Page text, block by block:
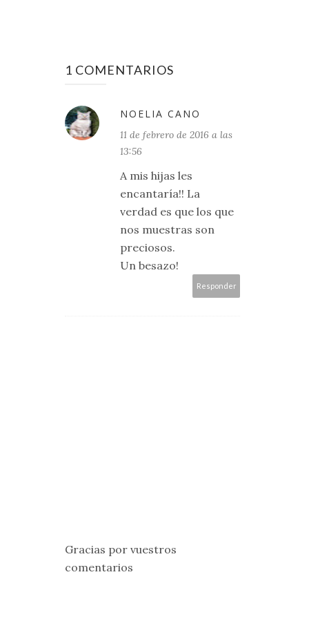
1 COMENTARIOS
NOELIA CANO
11 de febrero de 2016 a las
13:56
A mis hijas les
encantaría!! La
verdad es que los que
nos muestras son
preciosos.
Un besazo!
Responder
Gracias por vuestros
comentarios